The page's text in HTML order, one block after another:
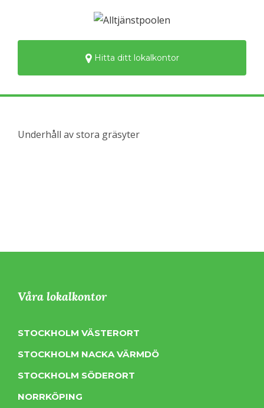
Hitta ditt lokalkontor
Underhåll av stora gräsyter
Våra lokalkontor
STOCKHOLM VÄSTERORT
STOCKHOLM NACKA VÄRMDÖ
STOCKHOLM SÖDERORT
NORRKÖPING